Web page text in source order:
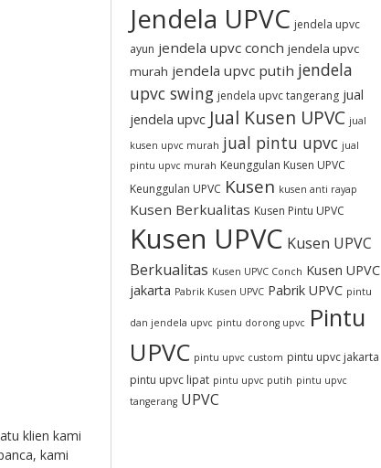
klien kami
kami
Jendela UPVC jendela upvc
ayun jendela upvc conch jendela upvc
murah jendela upvc putih jendela
upvc swing jendela upvc tangerang jual
jendela upvc Jual Kusen UPVC jual
kusen upvc murah jual pintu upvc jual
pintu upvc murah Keunggulan Kusen UPVC
Keunggulan UPVC Kusen kusen anti rayap
Kusen Berkualitas Kusen Pintu UPVC
Kusen UPVC Kusen UPVC
Berkualitas Kusen UPVC Conch Kusen UPVC
jakarta Pabrik Kusen UPVC Pabrik UPVC pintu
dan jendela upvc pintu dorong upvc Pintu
UPVC pintu upvc custom pintu upvc jakarta
pintu upvc lipat pintu upvc putih pintu upvc
tangerang UPVC